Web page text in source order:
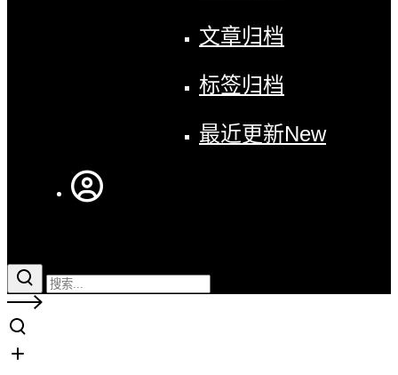
文章归档
标签归档
最近更新New